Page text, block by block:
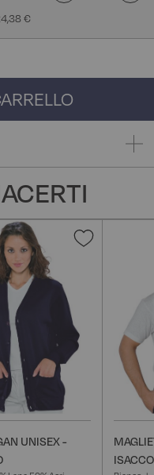
€
Aggiungi
UNISEX -
ISACCO